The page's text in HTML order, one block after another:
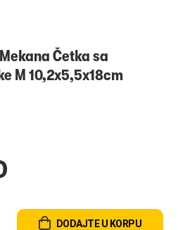
Četka sa
M 10,2x5,5x18cm
DODAJTE U KORPU